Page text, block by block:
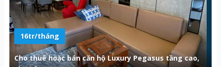
16tr/tháng
Cho thuê hoặc bán căn hộ Luxury Pegasus tầng cao,